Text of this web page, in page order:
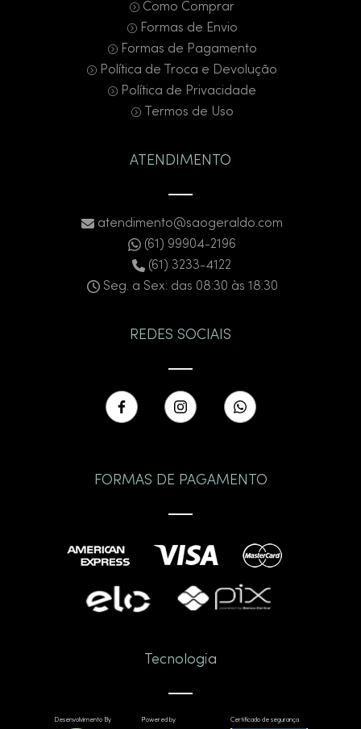
Como Comprar
Formas de Envio
Formas de Pagamento
Política de Troca e Devolução
Política de Privacidade
Termos de Uso
ATENDIMENTO
atendimento@saogeraldo.com
(61) 99904-2196
(61) 3233-4122
Seg. a Sex: das 08:30 às 18:30
REDES SOCIAIS
FORMAS DE PAGAMENTO
Tecnologia
Desenvolvimento By Powered by Certificado de segurança